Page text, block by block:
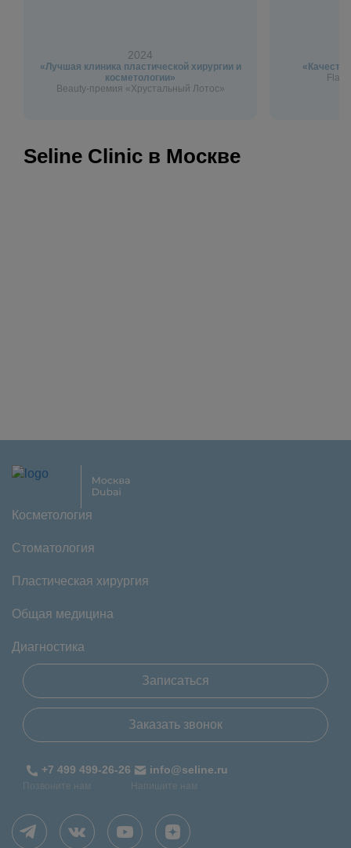
2024
«Лучшая клиника пластической хирургии и
косметологии»
Beauty-премия «Хрустальный Лотос»
Seline Clinic в Москве
Косметология
Стоматология
Пластическая хирургия
Общая медицина
Диагностика
Записаться
Заказать звонок
+7 499 499-26-26
Позвоните нам
info@seline.ru
Напишите нам